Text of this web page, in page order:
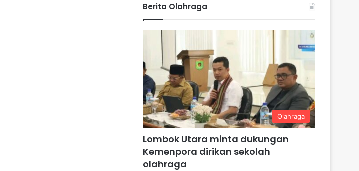
Berita Olahraga
Olahraga
Lombok Utara minta dukungan
Kemenpora dirikan sekolah
olahraga